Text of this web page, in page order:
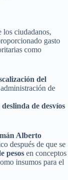
los ciudadanos,
gasto
como
del
de
de desvíos
Alberto
después de que se
pesos en conceptos
insumos para el